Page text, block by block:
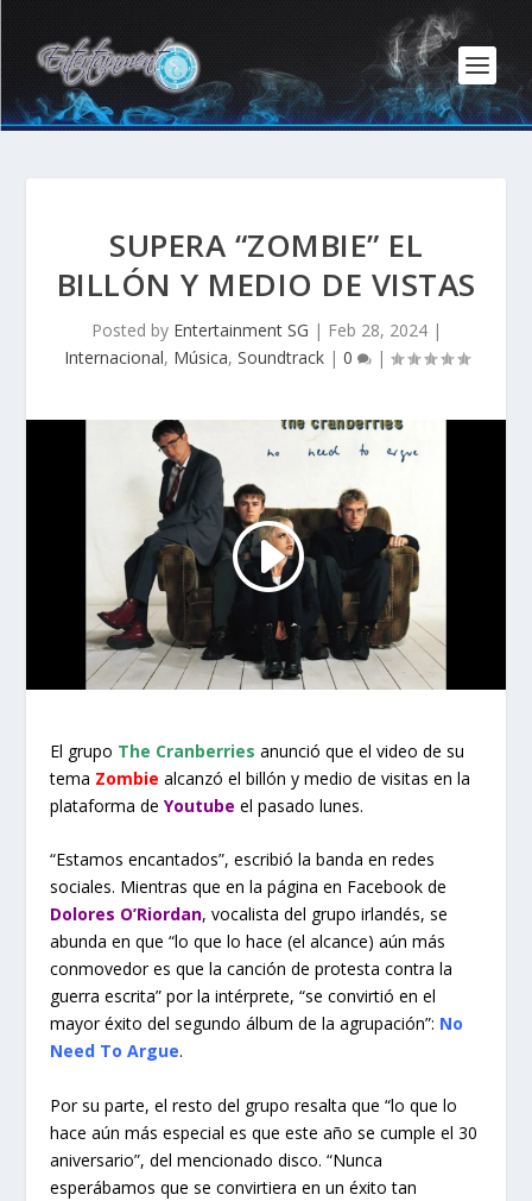
SUPERA “ZOMBIE” EL
BILLÓN Y MEDIO DE VISTAS
Posted by Entertainment SG | Feb 28, 2024|
Internacional, Música, Soundtrack| 0 |
El grupo The Cranberries anunció que el video de su
tema Zombie alcanzó el billón y medio de visitas en la
plataforma deYoutube el pasado lunes.
“Estamos encantados”, escribió la banda en redes
sociales. Mientras que en la página en Facebook de
Dolores O’Riordan, vocalista del grupo irlandés, se
abunda en que “lo que lo hace (el alcance) aún más
conmovedor es que la canción de protesta contra la
guerra escrita” por la intérprete, “se convirtió en el
mayor éxito del segundo álbum de la agrupación”: No
Need To Argue.
Por su parte, el resto del grupo resalta que “lo que lo
hace aún más especial es que este año se cumple el 30
aniversario”, del mencionado disco. “Nunca
esperábamos que se convirtiera en un éxito tan